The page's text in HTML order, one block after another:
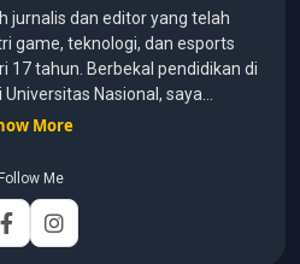
jurnalis dan editor yang telah
game, teknologi, dan esports
17 tahun. Berbekal pendidikan di
Nasional, saya
analisis dengan pengalaman
peran, mulai dari reporter, editor,
hingga Editor in Chief.
menghadirkan tulisan yang
mudah dipahami, khususnya
More
Follow Me